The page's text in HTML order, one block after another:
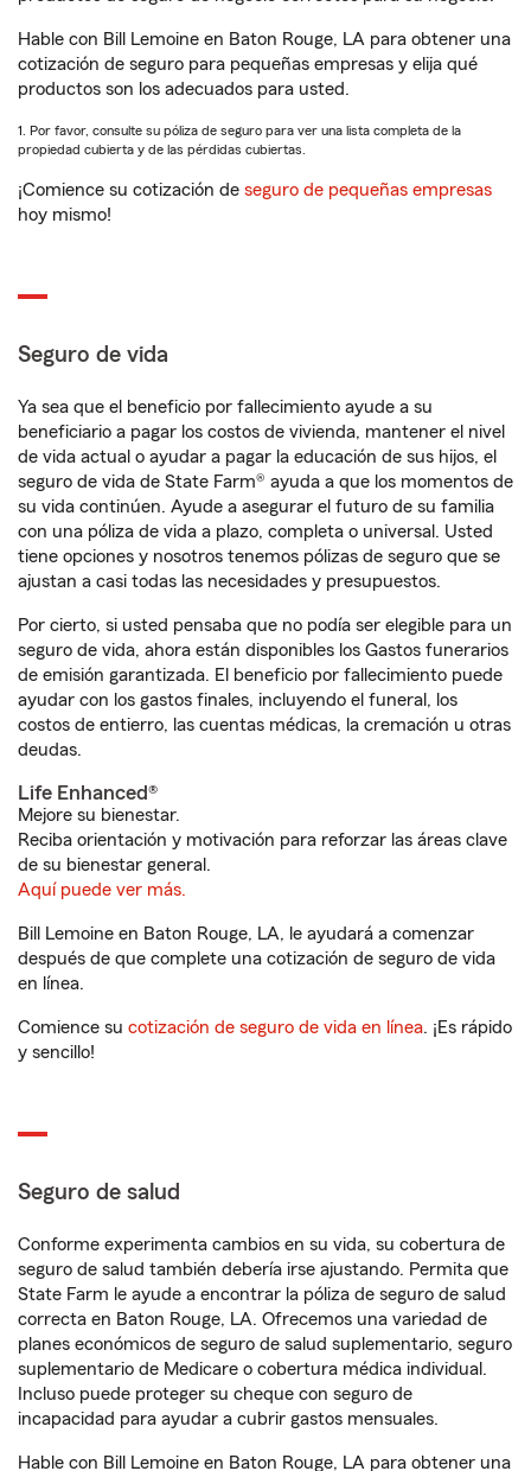
Hable con Bill Lemoine en Baton Rouge, LA para obtener una
cotización de seguro para pequeñas empresas y elija qué
productos son los adecuados para usted.
1. Por favor, consulte su póliza de seguro para ver una lista completa de la
propiedad cubierta y de las pérdidas cubiertas.
¡Comience su cotización de seguro de pequeñas empresas
hoy mismo!
Seguro de vida
Ya sea que el beneficio por fallecimiento ayude a su
beneficiario a pagar los costos de vivienda, mantener el nivel
de vida actual o ayudar a pagar la educación de sus hijos, el
seguro de vida de State Farm® ayuda a que los momentos de
su vida continúen. Ayude a asegurar el futuro de su familia
con una póliza de vida a plazo, completa o universal. Usted
tiene opciones y nosotros tenemos pólizas de seguro que se
ajustan a casi todas las necesidades y presupuestos.
Por cierto, si usted pensaba que no podía ser elegible para un
seguro de vida, ahora están disponibles los Gastos funerarios
de emisión garantizada. El beneficio por fallecimiento puede
ayudar con los gastos finales, incluyendo el funeral, los
costos de entierro, las cuentas médicas, la cremación u otras
deudas.
Life Enhanced®
Mejore su bienestar.
Reciba orientación y motivación para reforzar las áreas clave
de su bienestar general.
Aquí puede ver más.
Bill Lemoine en Baton Rouge, LA, le ayudará a comenzar
después de que complete una cotización de seguro de vida
en línea.
Comience su cotización de seguro de vida en línea. ¡Es rápido
y sencillo!
Seguro de salud
Conforme experimenta cambios en su vida, su cobertura de
seguro de salud también debería irse ajustando. Permita que
State Farm le ayude a encontrar la póliza de seguro de salud
correcta en Baton Rouge, LA. Ofrecemos una variedad de
planes económicos de seguro de salud suplementario, seguro
suplementario de Medicare o cobertura médica individual.
Incluso puede proteger su cheque con seguro de
incapacidad para ayudar a cubrir gastos mensuales.
Hable con Bill Lemoine en Baton Rouge, LA para obtener una